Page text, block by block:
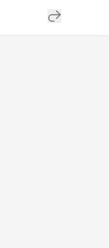
إضافة رد جديد